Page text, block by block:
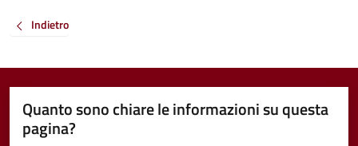
Indietro
Quanto sono chiare le informazioni su questa
pagina?